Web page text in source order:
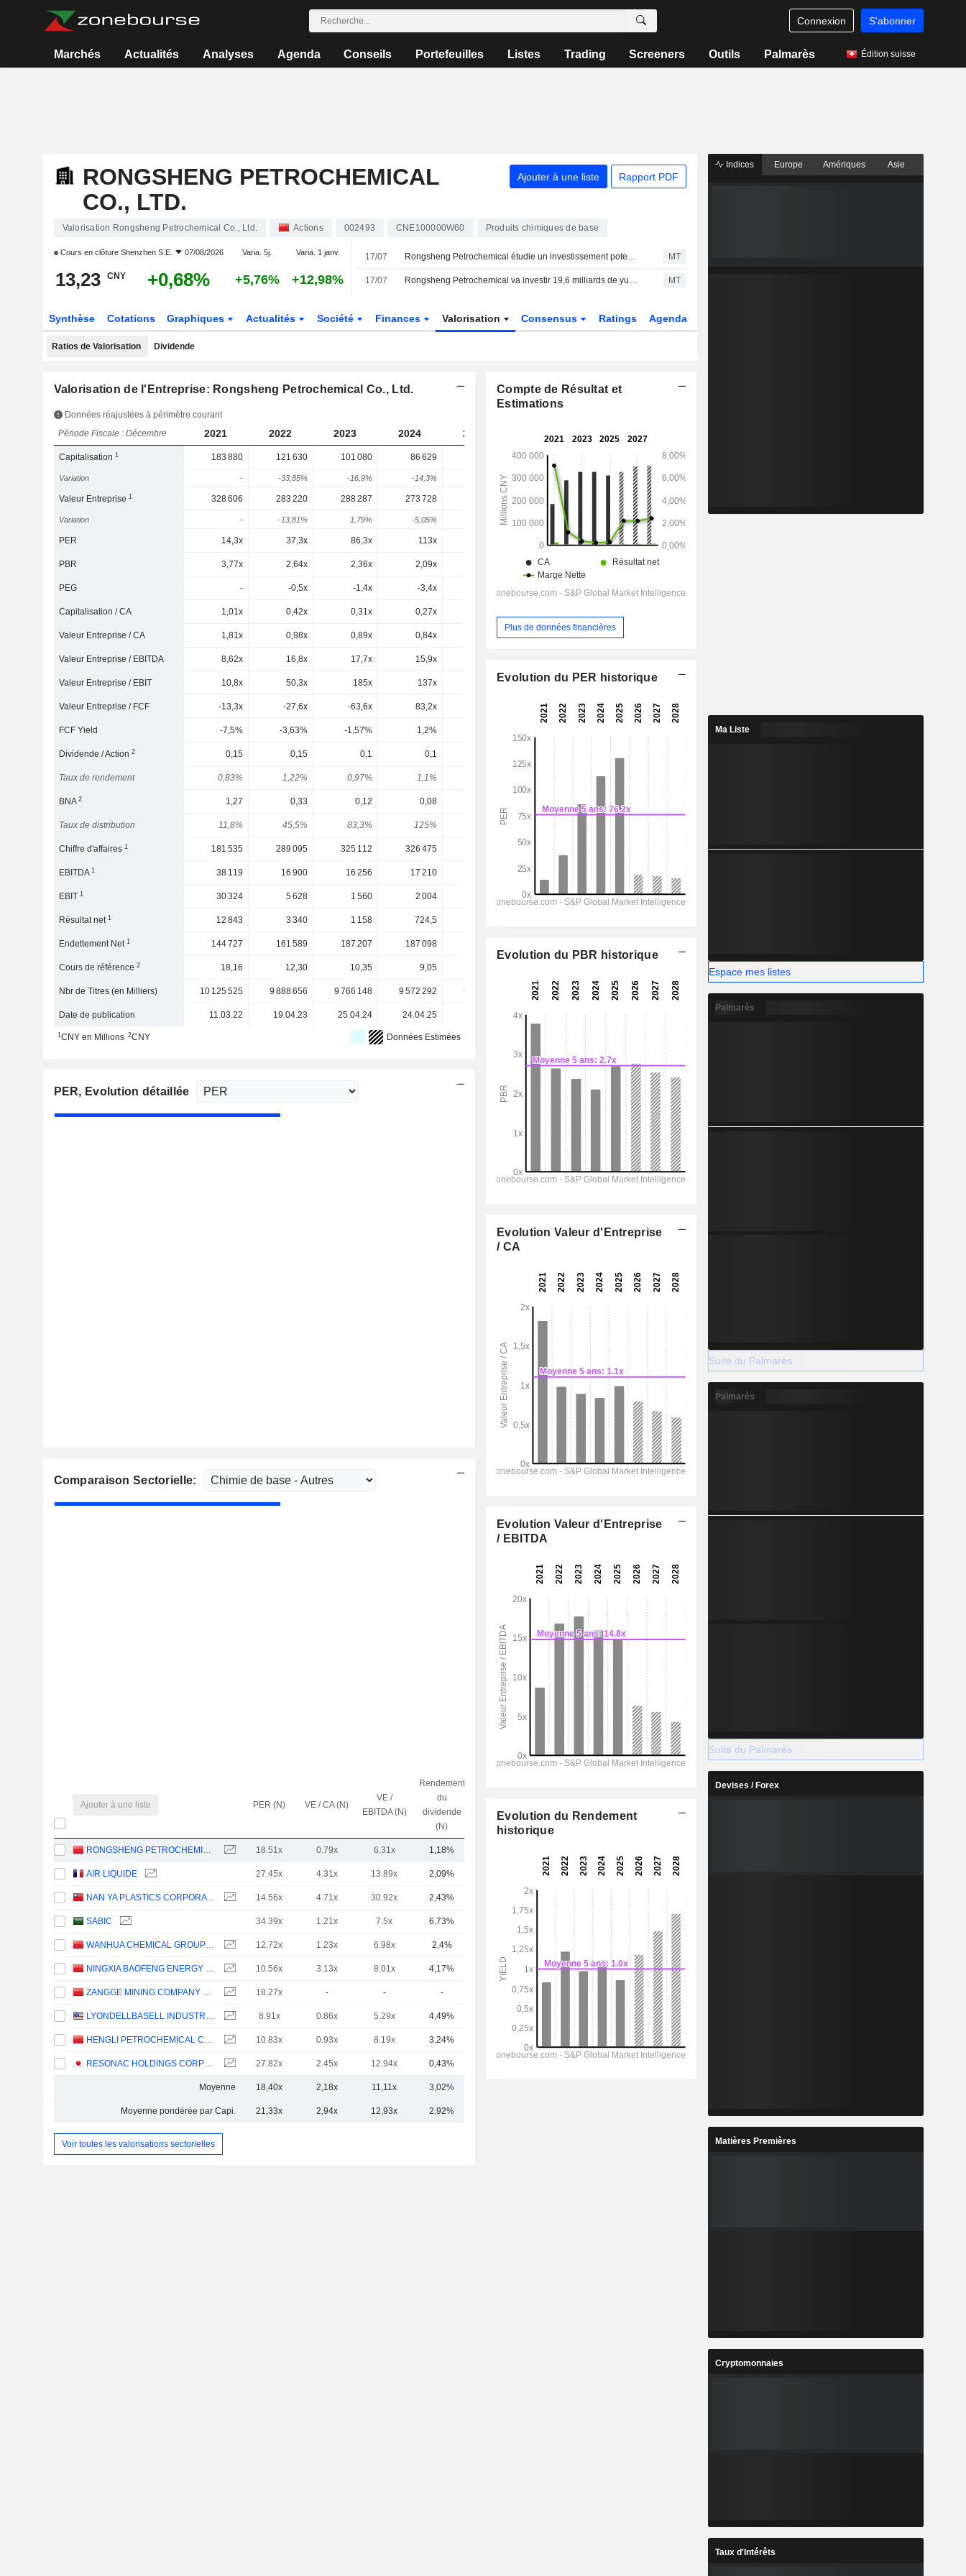
Connexion S'abonner
Marchés Actualités Analyses Agenda Conseils Portefeuilles Listes Trading Screeners Outils Palmarès Édition suisse
RONGSHENG PETROCHEMICAL
CO., LTD.
Ajouter à une liste Rapport PDF
Valorisation Rongsheng Petrochemical Co., Ltd. Actions 002493 CNE100000W60 Produits chimiques de base
Cours en clôture Shenzhen S.E. 07/08/2026 Varia. 5j. Varia. 1 janv.
13,23 CNY +0,68% +5,76% +12,98%
17/07 Rongsheng Petrochemical étudie un investissement potentiel d'une filiale d'Aramco dans un projet de nouveaux matériaux ; l'action grimpe de 3 % MT
17/07 Rongsheng Petrochemical va investir 19,6 milliards de yuans dans un projet de modernisation MT
Synthèse Cotations Graphiques Actualités Société Finances Valorisation Consensus Ratings Agenda
Ratios de Valorisation Dividende
Valorisation de l'Entreprise: Rongsheng Petrochemical Co., Ltd.
Données réajustées à périmètre courant
Période Fiscale : Décembre
2021 2022 2023 2024 2025 2026 2027
Capitalisation1 183 880 121 630 101 080 86 629 126 641
Variation - -33,85% -16,9% -14,3% 29,39% 12,98%
Valeur Entreprise1 328 606 283 220 288 287 273 728 257 923 235 939 208 320
Variation - -13,81% 1,79% -5,05% 12,05% -15,91% -8,52% -11,71%
PER 14,3x 37,3x 86,3x 113x 18,6x 17,3x 15,6x
PBR 3,77x 2,64x 2,36x 2,09x 2,75x 2,52x
PEG - -0,5x -1,4x -3,4x 0x 2,32x
Capitalisation / CA 1,01x 0,42x 0,31x 0,27x
Valeur Entreprise / CA 1,81x 0,98x 0,89x 0,84x 0,99x 0,79x 0,67x
Valeur Entreprise / EBITDA 8,62x 16,8x 17,7x 15,9x
Valeur Entreprise / EBIT 10,8x 50,3x 185x 137x 91,8x 16,4x 11x
Valeur Entreprise / FCF -13,3x -27,6x -63,6x 83,2x 24,6x 8,89x 6,53x
FCF Yield -7,5% -3,63% -1,57% 1,2%
Dividende / Action2 0,15 0,15 0,1 0,1 0,155 0,1952
Taux de rendement 0,83% 1,22% 0,97% 1,1% 1,17% 1,48%
BNA2 1,27 0,33 0,12 0,08 0,71 0,763
Taux de distribution 11,8% 45,5% 83,3% 125% 111% 21,8% 25,6%
Chiffre d'affaires1 181 535 289 095 325 112 326 475 326 573 350 969 352 520
EBITDA1 38 119 16 900 16 256 17 210 40 753 42 944
EBIT1 30 324 5 628 1 560 2 004 15 764 21 360 24 266
Résultat net1 12 843 3 340 1 158 724,5
Endettement Net1 144 727 161 589 187 207 187 098
Cours de référence2 18,16 12,30 10,35 9,05
Nbr de Titres (en Milliers) 10 125 525 9 888 656 9 766 148 9 572 292 9 572 292 9 572 292
Date de publication 11.03.22 19.04.23 25.04.24 24.04.25 -
1CNY en Millions 2CNY Données Estimées
PER, Evolution détaillée
Comparaison Sectorielle:
Ajouter à une liste PER (N) VE / CA (N)
VE /
EBITDA (N)
Rendement
du
dividende
(N)
RONGSHENG PETROCHEMICAL CO., LTD. 18.51x 0.79x 6.31x 1,18%
AIR LIQUIDE 27.45x 4.31x 13.89x 2,09%
NAN YA PLASTICS CORPORATION 14.56x 4.71x 30.92x 2,43%
SABIC 34.39x 1.21x 7.5x 6,73%
WANHUA CHEMICAL GROUP CO., LTD. 12.72x 1.23x 6.98x 2,4% 34,76 Md
NINGXIA BAOFENG ENERGY GROUP CO., LTD. 10.56x 3.13x 8.01x 4,17% 25,28 Md
ZANGGE MINING COMPANY LIMITED 18.27x - - - 20,17 Md
LYONDELLBASELL INDUSTRIES N.V. 8.91x 0.86x 5.29x 4,49% 19,85 Md
HENGLI PETROCHEMICAL CO.,LTD. 10.83x 0.93x 8.19x 3,24%
RESONAC HOLDINGS CORPORATION 27.82x 2.45x 12.94x 0,43%
Moyenne 18,40x 2,18x 11,11x 3,02%
Moyenne pondérée par Capi. 21,33x 2,94x 12,93x 2,92%
Voir toutes les valorisations sectorielles
Compte de Résultat et
Estimations
Plus de données financières
Evolution du PER historique
Evolution du PBR historique
Evolution Valeur d'Entreprise
/ CA
Evolution Valeur d'Entreprise
/ EBITDA
Evolution du Rendement
historique
Indices Europe Amériques Asie
Ma Liste
Espace mes listes
Palmarès
Suite du Palmarès
Palmarès
Suite du Palmarès
Devises / Forex
Matières Premières
Cryptomonnaies
Taux d'Intérêts